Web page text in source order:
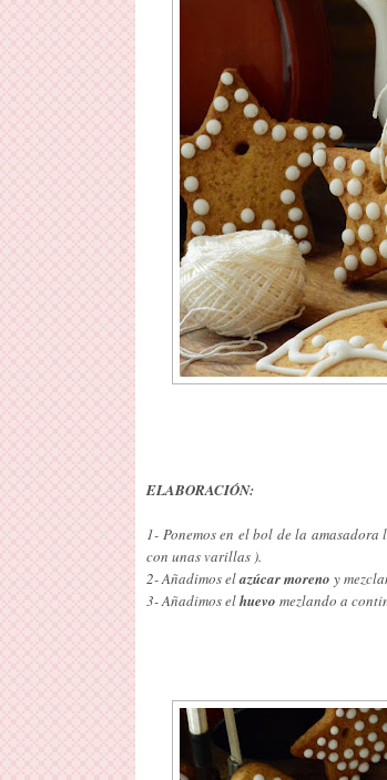
ELABORACIÓN:
1- Ponemos en el bol de la amasadora
con unas varillas ).
2- Añadimos elazúcar moreno y
3- Añadimos elhuevo mezlando a